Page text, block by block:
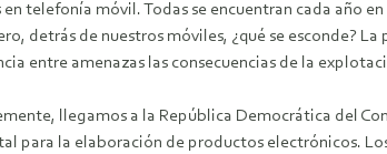
telefonía móvil. Todas se encuentran cada año
detrás de nuestros móviles, ¿qué se esconde?
entre amenazas las consecuencias de la
llegamos a la República Democrática del
para la elaboración de productos electrónicos.